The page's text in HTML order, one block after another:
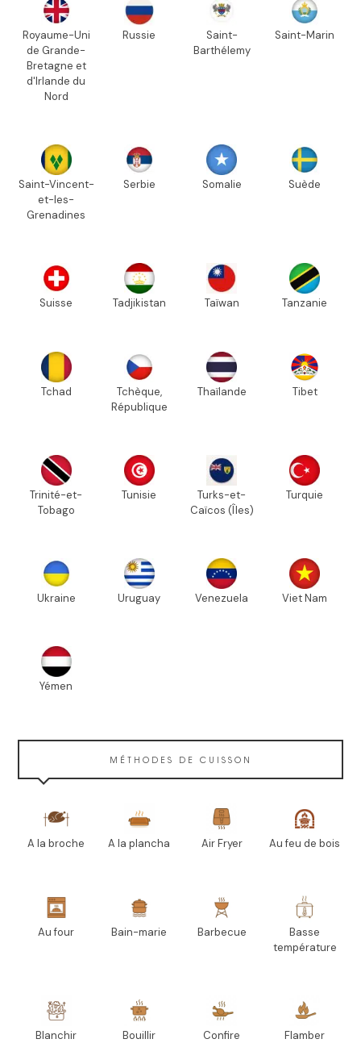
Royaume-Uni
de Grande-
Bretagne et
d'Irlande du
Nord
Russie
Saint-
Barthélemy
Saint-Marin
Saint-Vincent-
et-les-
Grenadines
Serbie Somalie Suède
Suisse Tadjikistan Taïwan Tanzanie
Tchad
Tchèque,
République
Thaïlande Tibet
Trinité-et-
Tobago
Tunisie
Turks-et-
Caïcos (Îles)
Turquie
Ukraine Uruguay Venezuela Viet Nam
Yémen
MÉTHODES DE CUISSON
A la broche A la plancha Air Fryer Au feu de bois
Au four Bain-marie Barbecue
Basse
température
Blanchir Bouillir Confire Flamber